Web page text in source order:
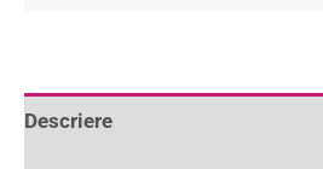
Descriere